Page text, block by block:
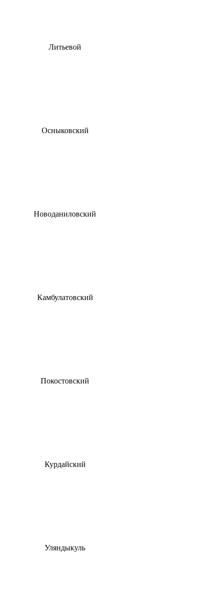
Литьевой
Осныковский
Новоданиловский
Камбулатовский
Покостовский
Курдайский
Уляндыкуль